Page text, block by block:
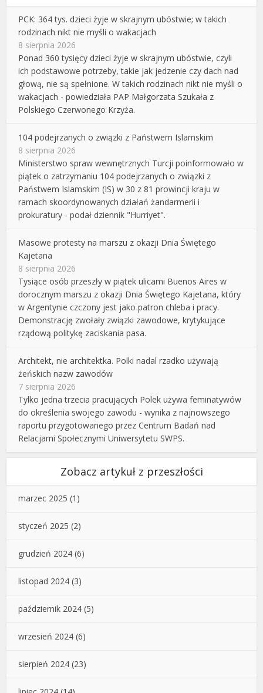
PCK: 364 tys. dzieci żyje w skrajnym ubóstwie; w takich
rodzinach nikt nie myśli o wakacjach
8 sierpnia 2026
Ponad 360 tysięcy dzieci żyje w skrajnym ubóstwie, czyli
ich podstawowe potrzeby, takie jak jedzenie czy dach nad
głową, nie są spełnione. W takich rodzinach nikt nie myśli o
wakacjach - powiedziała PAP Małgorzata Szukała z
Polskiego Czerwonego Krzyża.
104 podejrzanych o związki z Państwem Islamskim
8 sierpnia 2026
Ministerstwo spraw wewnętrznych Turcji poinformowało w
piątek o zatrzymaniu 104 podejrzanych o związki z
Państwem Islamskim (IS) w 30 z 81 prowincji kraju w
ramach skoordynowanych działań żandarmerii i
prokuratury - podał dziennik "Hurriyet".
Masowe protesty na marszu z okazji Dnia Świętego
Kajetana
8 sierpnia 2026
Tysiące osób przeszły w piątek ulicami Buenos Aires w
dorocznym marszu z okazji Dnia Świętego Kajetana, który
w Argentynie czczony jest jako patron chleba i pracy.
Demonstrację zwołały związki zawodowe, krytykujące
rządową politykę zaciskania pasa.
Architekt, nie architektka. Polki nadal rzadko używają
żeńskich nazw zawodów
7 sierpnia 2026
Tylko jedna trzecia pracujących Polek używa feminatywów
do określenia swojego zawodu - wynika z najnowszego
raportu przygotowanego przez Centrum Badań nad
Relacjami Społecznymi Uniwersytetu SWPS.
Zobacz artykuł z przeszłości
marzec 2025 (1)
styczeń 2025 (2)
grudzień 2024 (6)
listopad 2024 (3)
październik 2024 (5)
wrzesień 2024 (6)
sierpień 2024 (23)